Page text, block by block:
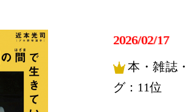
2026/02/17
本・雑誌
グ：11位